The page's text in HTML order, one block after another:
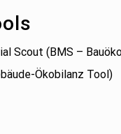
Scout (BMS –
Ökobilanz Tool)